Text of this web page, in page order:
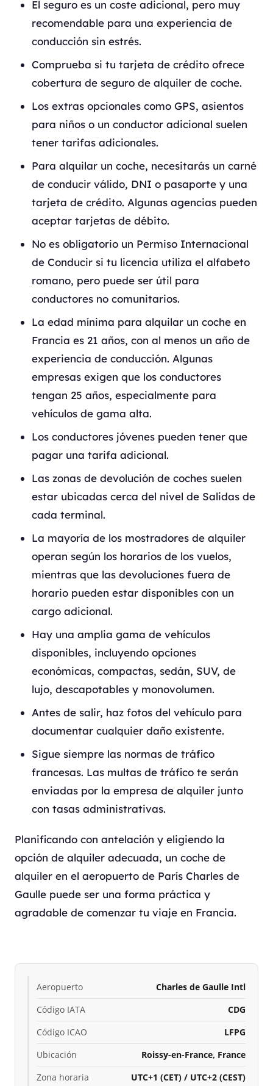
El seguro es un coste adicional, pero muy
recomendable para una experiencia de
conducción sin estrés.
Comprueba si tu tarjeta de crédito ofrece
cobertura de seguro de alquiler de coche.
Los extras opcionales como GPS, asientos
para niños o un conductor adicional suelen
tener tarifas adicionales.
Para alquilar un coche, necesitarás un carné
de conducir válido, DNI o pasaporte y una
tarjeta de crédito. Algunas agencias pueden
aceptar tarjetas de débito.
No es obligatorio un Permiso Internacional
de Conducir si tu licencia utiliza el alfabeto
romano, pero puede ser útil para
conductores no comunitarios.
La edad mínima para alquilar un coche en
Francia es 21 años, con al menos un año de
experiencia de conducción. Algunas
empresas exigen que los conductores
tengan 25 años, especialmente para
vehículos de gama alta.
Los conductores jóvenes pueden tener que
pagar una tarifa adicional.
Las zonas de devolución de coches suelen
estar ubicadas cerca del nivel de Salidas de
cada terminal.
La mayoría de los mostradores de alquiler
operan según los horarios de los vuelos,
mientras que las devoluciones fuera de
horario pueden estar disponibles con un
cargo adicional.
Hay una amplia gama de vehículos
disponibles, incluyendo opciones
económicas, compactas, sedán, SUV, de
lujo, descapotables y monovolumen.
Antes de salir, haz fotos del vehículo para
documentar cualquier daño existente.
Sigue siempre las normas de tráfico
francesas. Las multas de tráfico te serán
enviadas por la empresa de alquiler junto
con tasas administrativas.
Planificando con antelación y eligiendo la
opción de alquiler adecuada, un coche de
alquiler en el aeropuerto de París Charles de
Gaulle puede ser una forma práctica y
agradable de comenzar tu viaje en Francia.
Aeropuerto
Charles de Gaulle Intl
Código IATA
CDG
Código ICAO
LFPG
Ubicación
Roissy-en-France, France
Zona horaria
UTC+1 (CET) / UTC+2 (CEST)